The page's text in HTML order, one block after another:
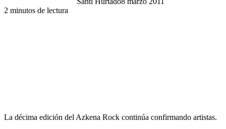
2 minutos de lectura
La décima edición del Azkena Rock continúa confirmando artistas.